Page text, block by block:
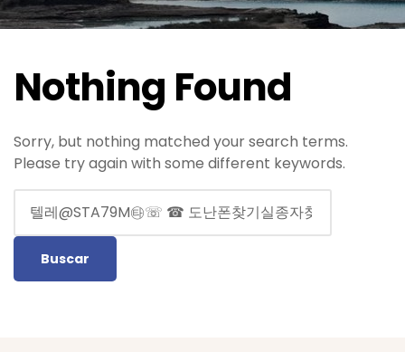
Nothing Found
Sorry, but nothing matched your search terms.
Please try again with some different keywords.